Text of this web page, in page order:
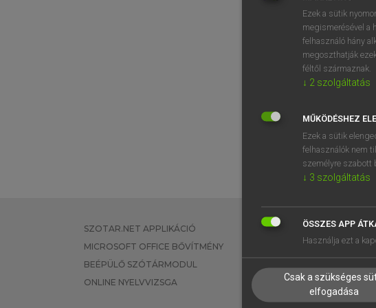
SZOTAR.NET APPLIKÁCIÓ
MICROSOFT OFFICE BŐVÍTMÉNY
BEÉPÜLŐ SZÓTÁRMODUL
ONLINE NYELVVIZSGA
EGYÉNI FELHASZNÁLÓKNAK
TANULÓKNAK
VÁLLALATI MEGOLDÁSOK
Ezek a sütik
megismerésével a
felhasználó hány
megoszthatják
féltől származnak.
↓ 2 szolgáltatás
MŰKÖDÉSHEZ
Ezek a sütik
felhasználók nem
személyre szabott
↓ 3 szolgáltatás
ÖSSZES APP
Használja ezt a
Csak a szükséges
elfogadása